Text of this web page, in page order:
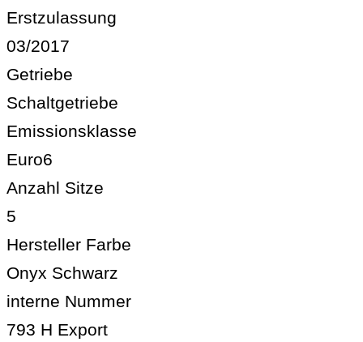
Erstzulassung
03/2017
Getriebe
Schaltgetriebe
Emissionsklasse
Euro6
Anzahl Sitze
5
Hersteller Farbe
Onyx Schwarz
interne Nummer
793 H Export